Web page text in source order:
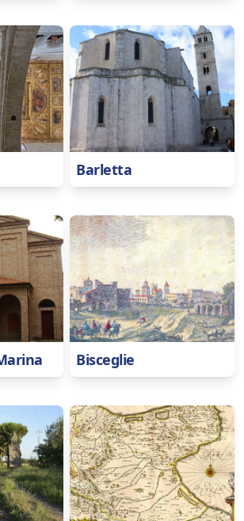
Barletta
Bisceglie